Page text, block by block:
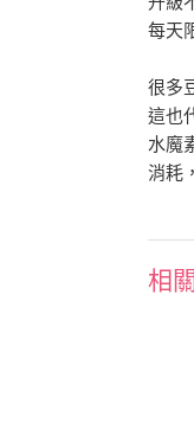
每天
很多
這也
水魔
消耗
相